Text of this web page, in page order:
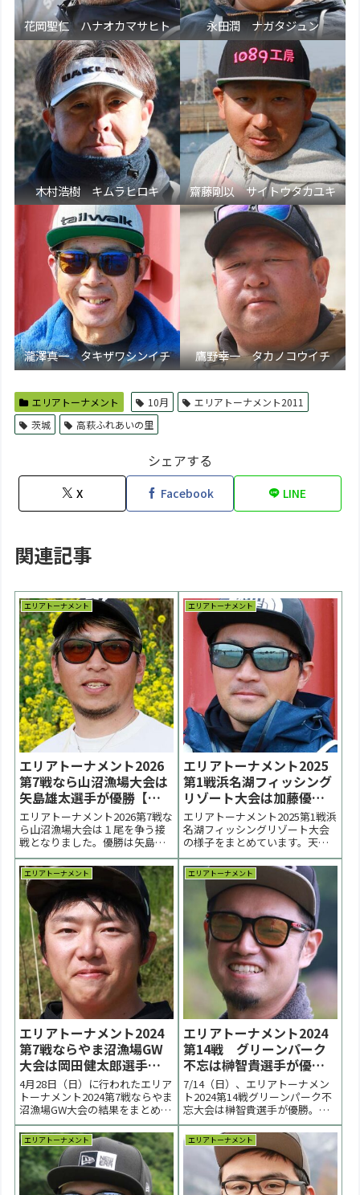
花岡聖仁 ハナオカマサヒト 永田潤 ナガタジュン
木村浩樹 キムラヒロキ 齋藤剛以 サイトウタカユキ
瀧澤真一 タキザワシンイチ 鷹野幸一 タカノコウイチ
エリアトーナメント 10月
エリアトーナメント2011
茨城
高萩ふれあいの里
シェアする
X Facebook LINE
関連記事
エリアトーナメント
エリアトーナメント2026
第7戦なら山沼漁場大会は
矢島雄太選手が優勝【大
会結果】
エリアトーナメント2026第7戦な
ら山沼漁場大会は１尾を争う接
戦となりました。優勝は矢島雄
太選手、２位は川原正之選手、
３位は岡田瑠衣選手でした。 <
前の大会 2026一覧 次の大会 >4
月26日（火）ならやま沼GW大会
のエントリーを3/31より開始し
ます。表彰台 優勝：矢島雄太...
エリアトーナメント
エリアトーナメント2025
第1戦浜名湖フィッシング
リゾート大会は加藤優選
手が優勝【大会結果】
エリアトーナメント2025第1戦浜
名湖フィッシングリゾート大会
の様子をまとめています。天候
は予選中は雨だったものの決勝
はくもりへ変化。終日ローライ
トの中で行われました。優勝は
加藤優選手。２位は柴村貴文選
手。３位は石垣真希子選手、清
水哲也選手でした。 < 前の大会
2025一覧 次...
エリアトーナメント
エリアトーナメント2024
第7戦ならやま沼漁場GW
大会は岡田健太郎選手が
優勝【大会終了】
4月28日（日）に行われたエリア
トーナメント2024第7戦ならやま
沼漁場GW大会の結果をまとめて
います。気温28℃、水温21℃。
暑さを感じる中で大会は進行し
ました。優勝は岡田健太郎選
手、２位は荒井章選手、伊藤祐
太選手でした。 < 前の大会 2024
一覧 次の大会 >大会結果は4/...
エリアトーナメント
エリアトーナメント2024
第14戦 グリーンパーク
不忘は榊智貴選手が優勝
【大会結果】
7/14（日）、エリアトーナメン
ト2024第14戦グリーンパーク不
忘大会は榊智貴選手が優勝。２
位は伊藤正樹選手。３位は齋藤
和誠選手でした。 < 前の大会
2024一覧 次の大会 >表彰台 優
勝：榊智貴選手 表彰台 ラーメン
賞●決勝トーナメント表 PDF●
当日の天気 外部リンク・気...
エリアトーナメント エリアトーナメント